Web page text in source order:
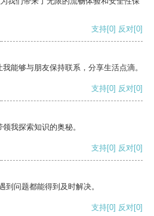
支持[0] 反对[0]
能够与朋友保持联系，分享生活点滴。
支持[0] 反对[0]
我探索知识的奥秘。
支持[0] 反对[0]
到问题都能得到及时解决。
支持[0] 反对[0]